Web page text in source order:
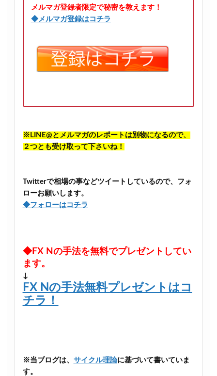
メルマガ登録者限定で秘密を教えます！
◆メルマガ登録はコチラ
※LINE@とメルマガのレポートは別物になるので、
２つとも受け取って下さいね！
Twitterで相場の事などツイートしているので、フォ
ローお願いします。
◆フォローはコチラ
◆FX Nの手法を無料でプレゼントしてい
ます。
↓
FX Nの手法無料プレゼントはコ
チラ！
※当ブログは、 サイクル理論に基づいて書いていま
す。